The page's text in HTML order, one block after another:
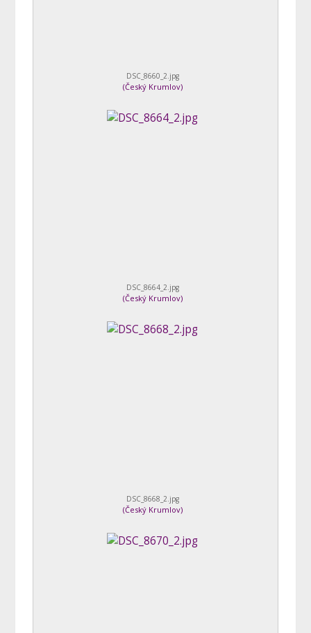
DSC_8660_2.jpg
(Český Krumlov)
DSC_8664_2.jpg
(Český Krumlov)
DSC_8668_2.jpg
(Český Krumlov)